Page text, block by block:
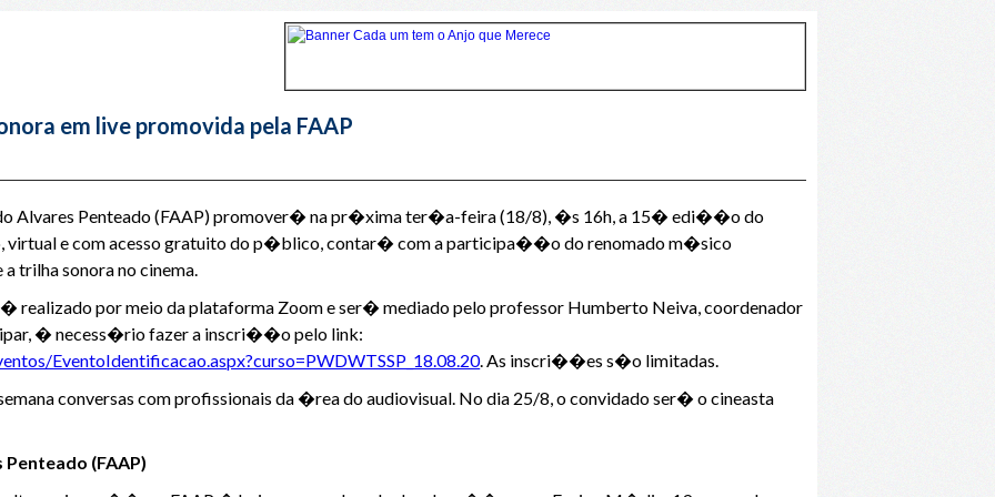
em live promovida pela FAAP
Alvares Penteado (FAAP) promover� na pr�xima ter�a-feira (18/8), �s 16h, a 15� edi��o do
e com acesso gratuito do p�blico, contar� com a participa��o do renomado m�sico
trilha sonora no cinema.
realizado por meio da plataforma Zoom e ser� mediado pelo professor Humberto Neiva, coordenador
� necess�rio fazer a inscri��o pelo link:
EventoIdentificacao.aspx?curso=PWDWTSSP_18.08.20. As inscri��es s�o limitadas.
conversas com profissionais da �rea do audiovisual. No dia 25/8, o convidado ser� o cineasta
(FAAP)